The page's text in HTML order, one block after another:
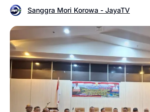
Sanggra Mori Korowa - JayaTV